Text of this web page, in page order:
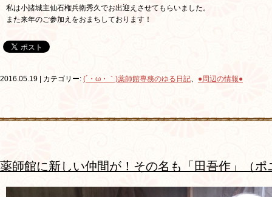
私は小諸城主仙石権兵衛秀久でお出迎えさせてもらいました。
また来年のご参加えをおまちしております！
2016.05.19 | カテゴリー: (´・ω・｀)薬師館専務のゆる日記 ●周辺の情報●
薬師館に新しい仲間が！その名も「田吾作」（ポ